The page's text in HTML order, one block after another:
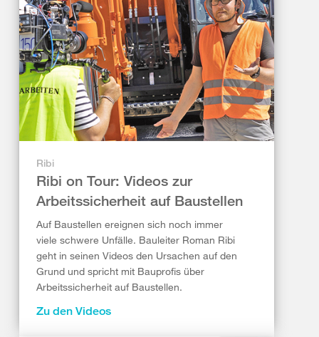
Ribi
Ribi on Tour: Videos zur
Arbeitssicherheit auf Baustellen
Auf Baustellen ereignen sich noch immer
viele schwere Unfälle. Bauleiter Roman Ribi
geht in seinen Videos den Ursachen auf den
Grund und spricht mit Bauprofis über
Arbeitssicherheit auf Baustellen.
Zu den Videos